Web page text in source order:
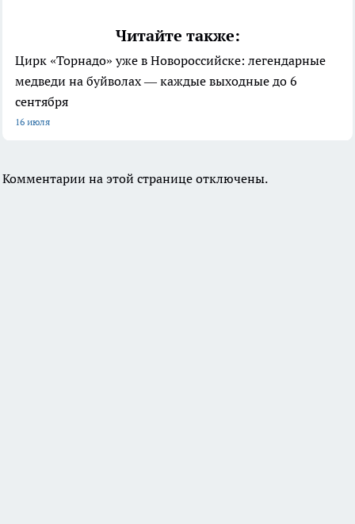
Читайте также:
Цирк «Торнадо» уже в Новороссийске: легендарные
медведи на буйволах — каждые выходные до 6
сентября
16 июля
Комментарии на этой странице отключены.